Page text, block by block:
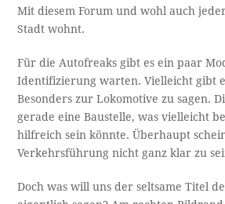
Mit diesem Forum und wohl auch
Stadt wohnt.
Für die Autofreaks gibt es ein paar
Identifizierung warten. Vielleicht gibt
Besonders zur Lokomotive zu sagen.
gerade eine Baustelle, was vielleicht
hilfreich sein könnte. Überhaupt
Verkehrsführung nicht ganz klar zu
Doch was will uns der seltsame Titel